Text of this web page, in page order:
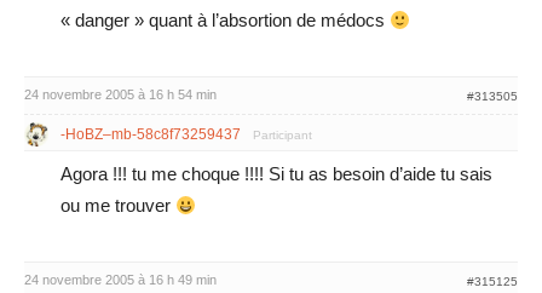
« danger » quant à l’absortion de médocs
24 novembre 2005 à 16 h 54 min #313505
-HoBZ–mb-58c8f73259437 Participant
Agora !!! tu me choque !!!! Si tu as besoin d’aide tu sais
ou me trouver
24 novembre 2005 à 16 h 49 min #315125